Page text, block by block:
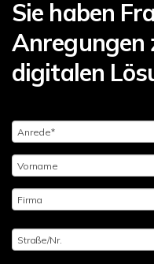
Sie haben
Anregungen
digitalen